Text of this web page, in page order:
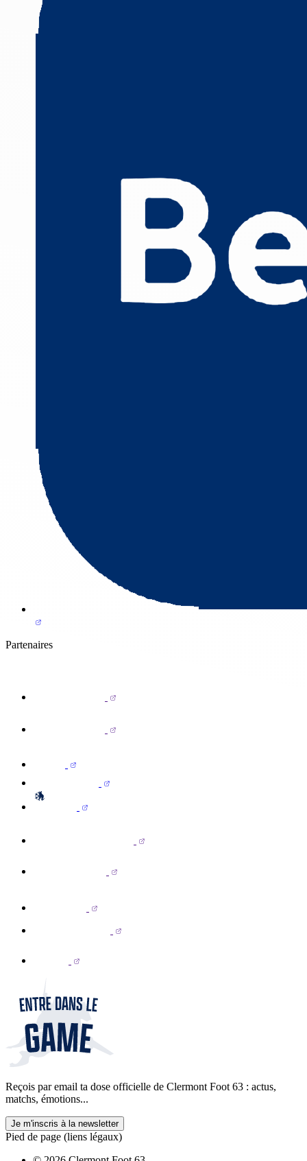
Partenaires
Reçois par email ta dose officielle de Clermont Foot 63 : actus,
matchs, émotions...
Je m'inscris à la newsletter
Pied de page (liens légaux)